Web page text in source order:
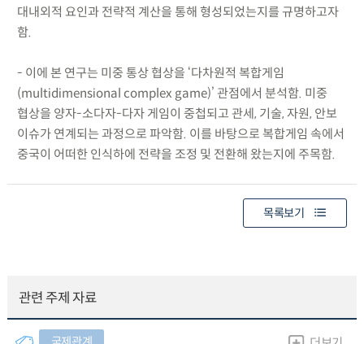
대내외적 요인과 전략적 계산을 통해 형성되었는지를 규명하고자
함.
- 이에 본 연구는 미중 통상 협상을 ‘다차원적 복합게임
(multidimensional complex game)’ 관점에서 분석함. 미중
협상을 양자-소다자-다자 게임이 중첩되고 관세, 기술, 자원, 안보
이슈가 연계되는 과정으로 파악함. 이를 바탕으로 복합게임 속에서
중국이 어떠한 인식하에 전략을 조정 및 전환해 왔는지에 주목함.
목록보기
관련 주제 자료